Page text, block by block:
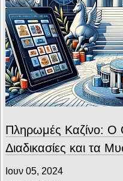
Πληρωμές Καζίνο: Ο
Διαδικασίες και τα
Ιουν 05, 2024